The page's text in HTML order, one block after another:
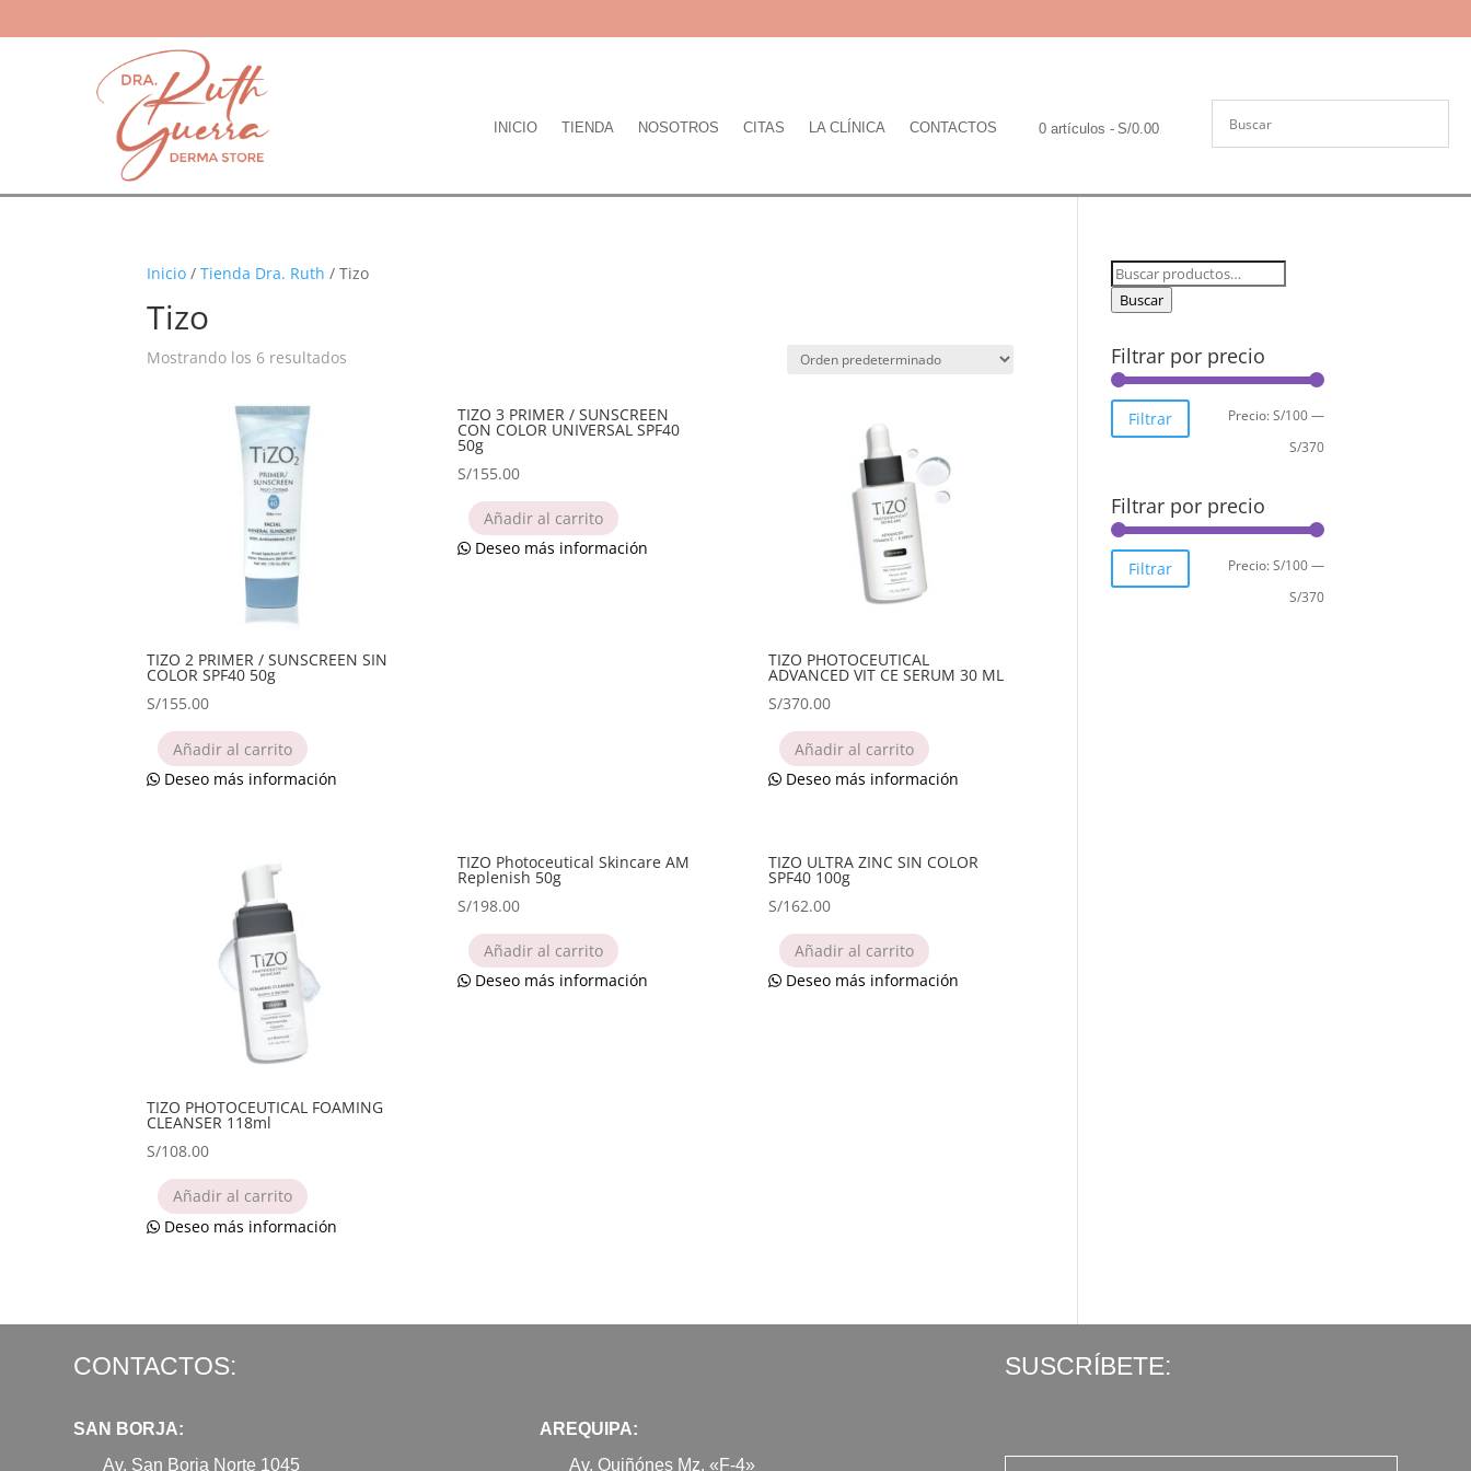
INICIO TIENDA NOSOTROS CITAS LA CLÍNICA CONTACTOS 0 artículos S/0.00
Inicio /Tienda Dra. Ruth / Tizo
Tizo
Mostrando los 6 resultados
TIZO 2 PRIMER / SUNSCREEN SIN
COLOR SPF40 50g
S/155.00
Añadir al carrito
Deseo más información
TIZO 3 PRIMER / SUNSCREEN
CON COLOR UNIVERSAL SPF40
50g
S/155.00
Añadir al carrito
Deseo más información
TIZO PHOTOCEUTICAL
ADVANCED VIT CE SERUM 30 ML
S/370.00
Añadir al carrito
Deseo más información
TIZO PHOTOCEUTICAL FOAMING
CLEANSER 118ml
S/108.00
Añadir al carrito
Deseo más información
TIZO Photoceutical Skincare AM
Replenish 50g
S/198.00
Añadir al carrito
Deseo más información
TIZO ULTRA ZINC SIN COLOR
SPF40 100g
S/162.00
Añadir al carrito
Deseo más información
Buscar
por:
Buscar
Filtrar por precio
Precio
mínimo
Precio
máximo
Filtrar Precio:S/100—
S/370
Filtrar por precio
Precio
mínimo
Precio
máximo
Filtrar Precio:S/100—
S/370
CONTACTOS:
SAN BORJA:
Av. San Borja Norte 1045
AREQUIPA:
Av. Quiñónes Mz. «F-4»
SUSCRÍBETE: